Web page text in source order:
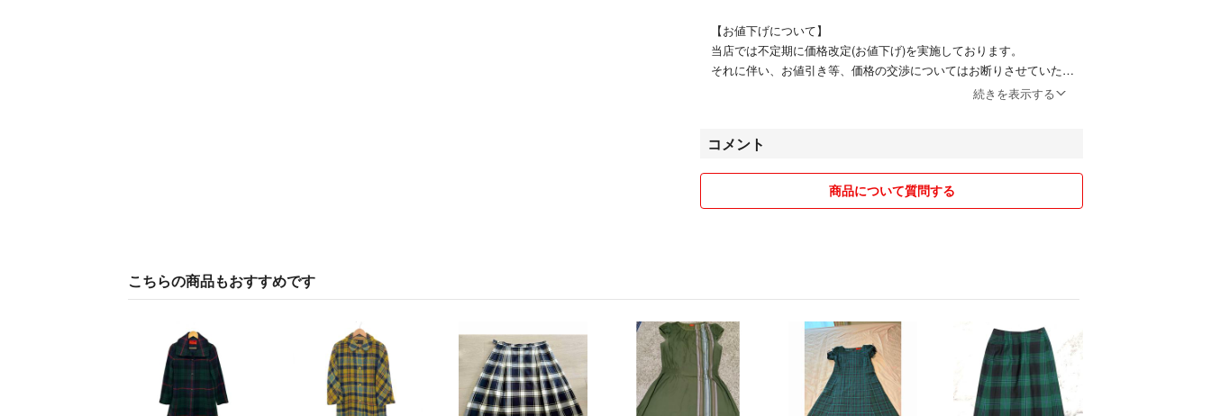
【お値下げについて】
当店では不定期に価格改定(お値下げ)を実施しております。
それに伴い、お値引き等、価格の交渉についてはお断りさせていただ
【実店舗との併用販売商品に関して】
その場合、弊社の配送システムの関係で、発送までに【4～7営業日】
本アイテム以外をお探しの方は【リサイクルティファナラクマ店】で
検索いただくと商品一覧が検索いただけます！
【返品について】
ご購入後のお客様都合によるキャンセル・返品はお受けしておりませ
続きを表示する
コメント
商品について質問する
こちらの商品もおすすめです